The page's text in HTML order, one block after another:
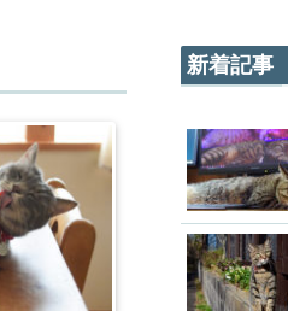
新着記事